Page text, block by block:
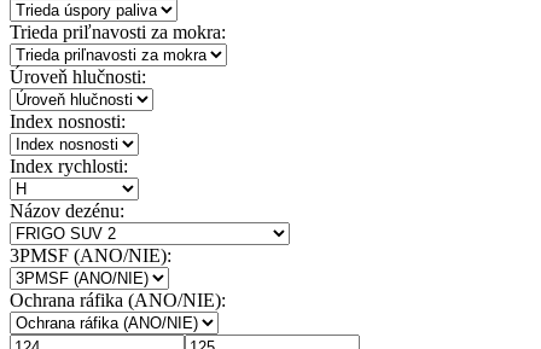
Trieda priľnavosti za mokra:
Úroveň hlučnosti:
Index nosnosti:
Index rychlosti:
Názov dezénu:
3PMSF (ANO/NIE):
Ochrana ráfika (ANO/NIE):